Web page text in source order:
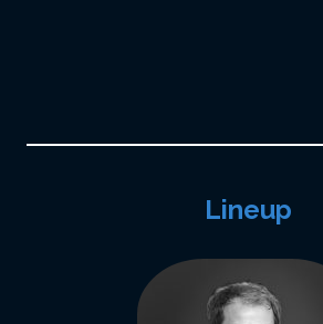
Lineup